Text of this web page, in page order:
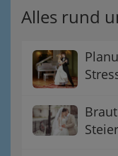
Alles rund